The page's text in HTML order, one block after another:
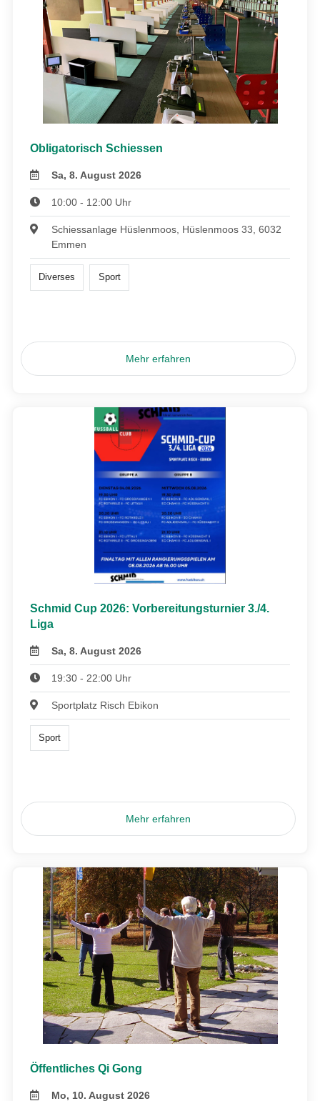
Obligatorisch Schiessen
Sa, 8. August 2026
10:00 - 12:00 Uhr
Schiessanlage Hüslenmoos, Hüslenmoos 33, 6032
Emmen
Diverses Sport
Mehr erfahren
Schmid Cup 2026: Vorbereitungsturnier 3./4.
Liga
Sa, 8. August 2026
19:30 - 22:00 Uhr
Sportplatz Risch Ebikon
Sport
Mehr erfahren
Öffentliches Qi Gong
Mo, 10. August 2026